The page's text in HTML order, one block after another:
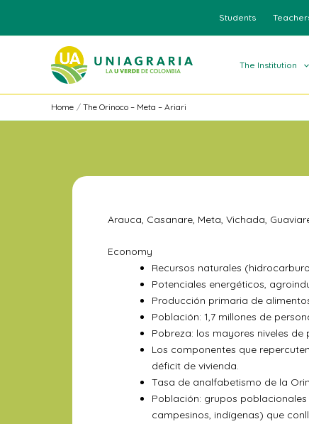
content
Students
The Institution
Home The Orinoco – Meta – Ariari
Arauca, Casanare, Meta, Vichada,
Economy
Recursos naturales
Potenciales energéticos,
Producción primaria de
Población: 1,7 millones de
Pobreza: los mayores niveles
Los componentes que
déficit de vivienda.
Tasa de analfabetismo de la
Población: grupos
campesinos, indígenas) que